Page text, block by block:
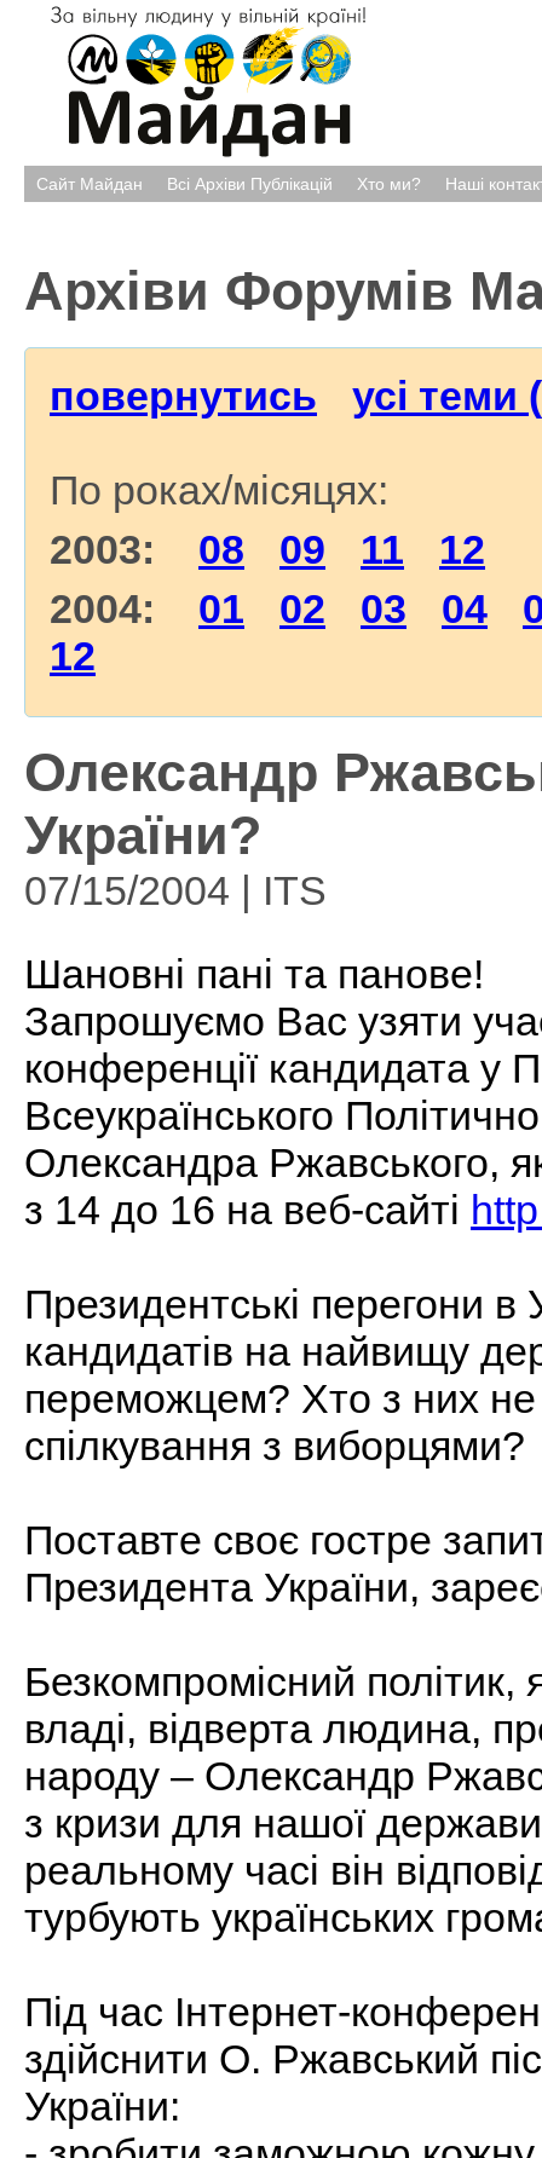
Сайт Майдан Всі Архіви Публікацій Хто ми? Наші
Архіви Форумів
повернутись усі теми
По роках/місяцях:
2003: 08 09 11
12
2004: 01 02 03 04
12
Олександр
України?
07/15/2004 | ITS
Шановні пані та панове!
Запрошуємо Вас узяти
конференції кандидата у
Всеукраїнського
Олександра Ржавського,
з 14 до 16 на веб-сайті
Президентські перегони в
кандидатів на найвищу
переможцем? Хто з них не
спілкування з виборцями?
Поставте своє гостре
Президента України,
Безкомпромісний політик,
владі, відверта людина,
народу – Олександр
з кризи для нашої
реальному часі він
турбують українських
Під час Інтернет-
здійснити О. Ржавський
України: